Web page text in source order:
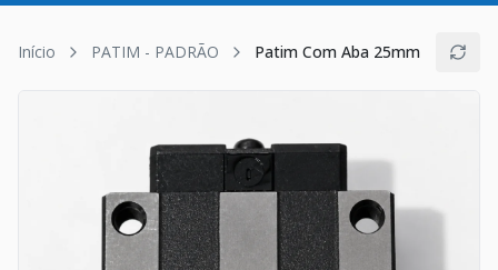
Início PATIM - PADRÃO Patim Com Aba 25mm